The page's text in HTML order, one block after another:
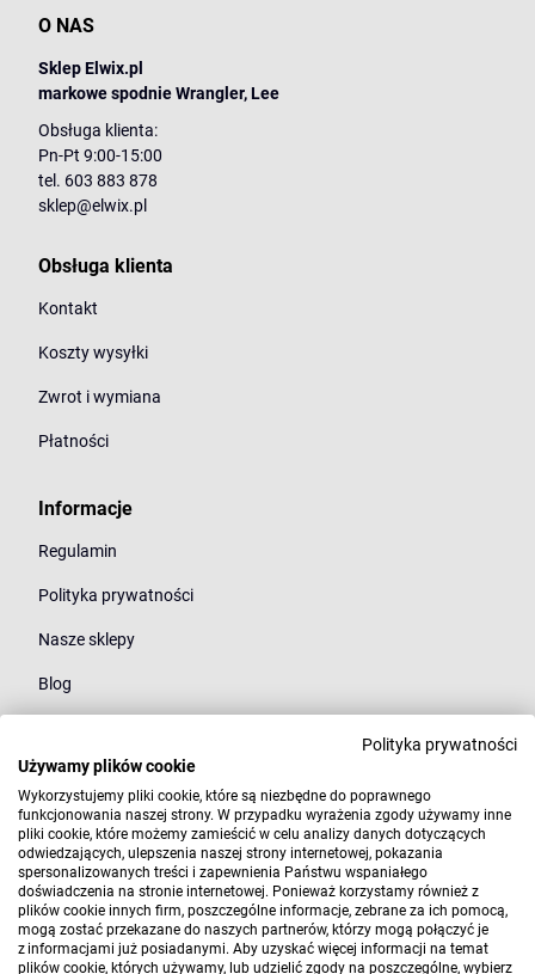
O NAS
Sklep Elwix.pl
markowe spodnie Wrangler, Lee
Obsługa klienta:
Pn-Pt 9:00-15:00
tel. 603 883 878
sklep@elwix.pl
Obsługa klienta
Kontakt
Koszty wysyłki
Zwrot i wymiana
Płatności
Informacje
Regulamin
Polityka prywatności
Nasze sklepy
Blog
Młodzież
Styl
Marki
Polityka prywatności
Używamy plików cookie
Wykorzystujemy pliki cookie, które są niezbędne do poprawnego
funkcjonowania naszej strony. W przypadku wyrażenia zgody używamy inne
pliki cookie, które możemy zamieścić w celu analizy danych dotyczących
odwiedzających, ulepszenia naszej strony internetowej, pokazania
spersonalizowanych treści i zapewnienia Państwu wspaniałego
doświadczenia na stronie internetowej. Ponieważ korzystamy również z
plików cookie innych firm, poszczególne informacje, zebrane za ich pomocą,
mogą zostać przekazane do naszych partnerów, którzy mogą połączyć je
z informacjami już posiadanymi. Aby uzyskać więcej informacji na temat
plików cookie, których używamy, lub udzielić zgody na poszczególne, wybierz